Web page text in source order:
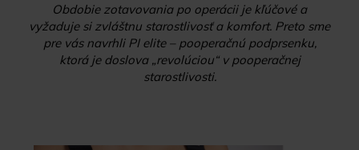
Obdobie zotavovania po operácii je kľúčové a
vyžaduje si zvláštnu starostlivosť a komfort. Preto sme
pre vás navrhli PI elite – pooperačnú podprsenku,
ktorá je doslova „revolúciou“ v pooperačnej
starostlivosti.